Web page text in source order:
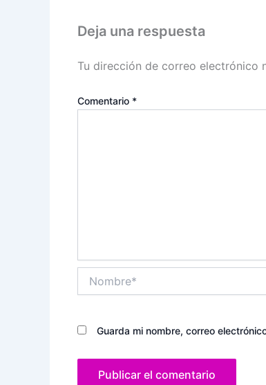
Deja una respuesta
Tu dirección de correo electrónico
Comentario *
Guarda mi nombre, correo